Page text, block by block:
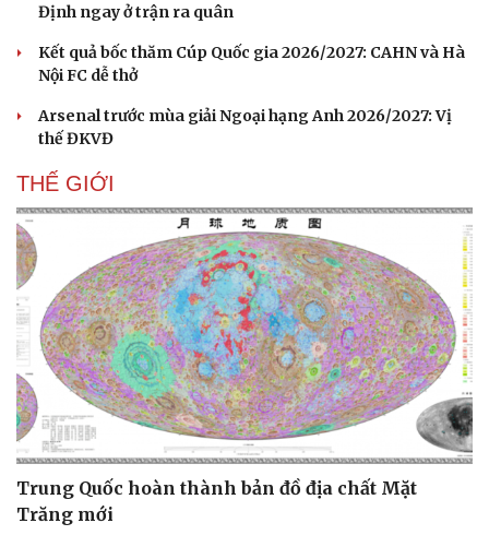
Định ngay ở trận ra quân
Kết quả bốc thăm Cúp Quốc gia 2026/2027: CAHN và Hà
Nội FC dễ thở
Arsenal trước mùa giải Ngoại hạng Anh 2026/2027: Vị
thế ĐKVĐ
THẾ GIỚI
Trung Quốc hoàn thành bản đồ địa chất Mặt
Trăng mới